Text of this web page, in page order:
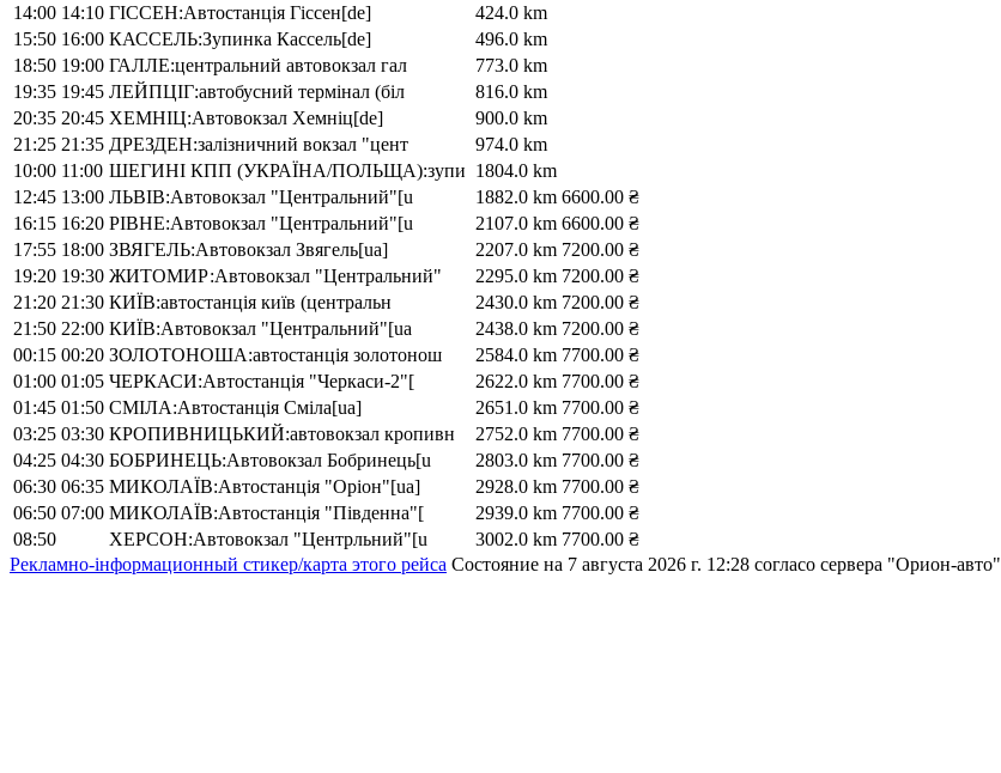
14:00 14:10 ГІССЕН:Автостанція Гіссен[de]
424.0 km
15:50 16:00 КАССЕЛЬ:Зупинка Кассель[de]
496.0 km
18:50 19:00 ГАЛЛЕ:центральний автовокзал гал
773.0 km
19:35 19:45 ЛЕЙПЦІГ:автобусний термінал (біл
816.0 km
20:35 20:45 ХЕМНІЦ:Автовокзал Хемніц[de]
900.0 km
21:25 21:35 ДРЕЗДЕН:залізничний вокзал "цент
974.0 km
10:00 11:00 ШЕГИНІ КПП (УКРАЇНА/ПОЛЬЩА):зупи 1804.0 km
12:45 13:00 ЛЬВІВ:Автовокзал "Центральний"[u 1882.0 km 6600.00 ₴
16:15 16:20 РІВНЕ:Автовокзал "Центральний"[u 2107.0 km 6600.00 ₴
17:55 18:00 ЗВЯГЕЛЬ:Автовокзал Звягель[ua] 2207.0 km 7200.00 ₴
19:20 19:30 ЖИТОМИР:Автовокзал "Центральний" 2295.0 km 7200.00 ₴
21:20 21:30 КИЇВ:автостанція київ (центральн 2430.0 km 7200.00 ₴
21:50 22:00 КИЇВ:Автовокзал "Центральний"[ua 2438.0 km 7200.00 ₴
00:15 00:20 ЗОЛОТОНОША:автостанція золотонош 2584.0 km 7700.00 ₴
01:00 01:05 ЧЕРКАСИ:Автостанція "Черкаси-2"[ 2622.0 km 7700.00 ₴
01:45 01:50 СМІЛА:Автостанція Сміла[ua] 2651.0 km 7700.00 ₴
03:25 03:30 КРОПИВНИЦЬКИЙ:автовокзал кропивн 2752.0 km 7700.00 ₴
04:25 04:30 БОБРИНЕЦЬ:Автовокзал Бобринець[u 2803.0 km 7700.00 ₴
06:30 06:35 МИКОЛАЇВ:Автостанція "Оріон"[ua] 2928.0 km 7700.00 ₴
06:50 07:00 МИКОЛАЇВ:Автостанція "Південна"[ 2939.0 km 7700.00 ₴
08:50
ХЕРСОН:Автовокзал "Центрльний"[u 3002.0 km 7700.00 ₴
Рекламно-інформационный стикер/карта этого рейса Состояние на 7 августа 2026 г. 12:28 согласо сервера "Орион-авто"